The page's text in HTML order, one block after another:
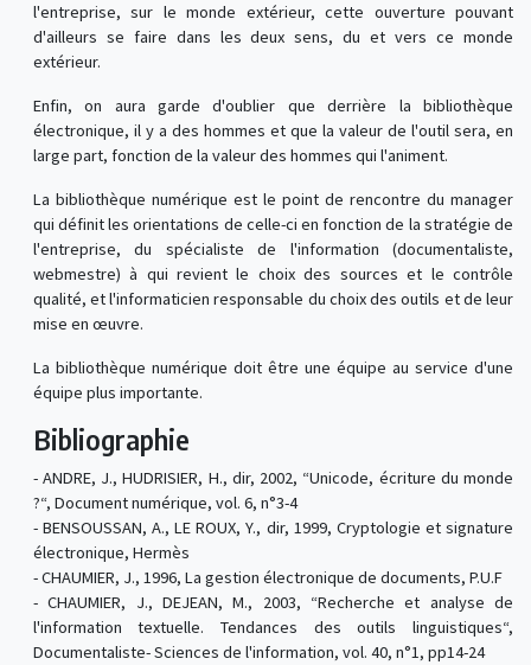
l'entreprise, sur le monde extérieur, cette ouverture pouvant
d'ailleurs se faire dans les deux sens, du et vers ce monde
extérieur.
Enfin, on aura garde d'oublier que derrière la bibliothèque
électronique, il y a des hommes et que la valeur de l'outil sera, en
large part, fonction de la valeur des hommes qui l'animent.
La bibliothèque numérique est le point de rencontre du manager
qui définit les orientations de celle-ci en fonction de la stratégie de
l'entreprise, du spécialiste de l'information (documentaliste,
webmestre) à qui revient le choix des sources et le contrôle
qualité, et l'informaticien responsable du choix des outils et de leur
mise en œuvre.
La bibliothèque numérique doit être une équipe au service d'une
équipe plus importante.
Bibliographie
- ANDRE, J., HUDRISIER, H., dir, 2002, “Unicode, écriture du monde
?“, Document numérique, vol. 6, n°3-4
- BENSOUSSAN, A., LE ROUX, Y., dir, 1999, Cryptologie et signature
électronique, Hermès
- CHAUMIER, J., 1996, La gestion électronique de documents, P.U.F
- CHAUMIER, J., DEJEAN, M., 2003, “Recherche et analyse de
l'information textuelle. Tendances des outils linguistiques“,
Documentaliste- Sciences de l'information, vol. 40, n°1, pp14-24